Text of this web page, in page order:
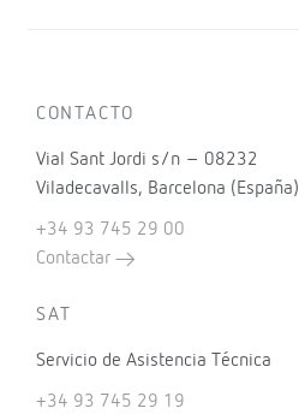
CONTACTO
Vial Sant Jordi s/n – 08232
Viladecavalls, Barcelona (España)
+34 93 745 29 00
Contactar
SAT
Servicio de Asistencia Técnica
+34 93 745 29 19